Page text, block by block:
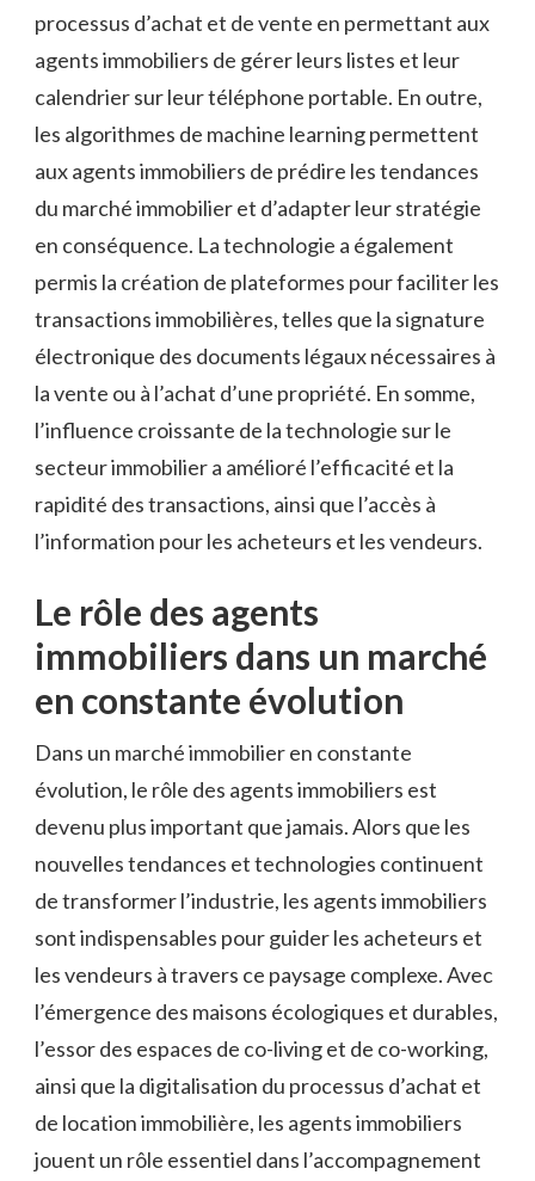
processus d’achat et de vente en permettant aux
agents immobiliers de gérer leurs listes et leur
calendrier sur leur téléphone portable. En outre,
les algorithmes de machine learning permettent
aux agents immobiliers de prédire les tendances
du marché immobilier et d’adapter leur stratégie
en conséquence. La technologie a également
permis la création de plateformes pour faciliter les
transactions immobilières, telles que la signature
électronique des documents légaux nécessaires à
la vente ou à l’achat d’une propriété. En somme,
l’influence croissante de la technologie sur le
secteur immobilier a amélioré l’efficacité et la
rapidité des transactions, ainsi que l’accès à
l’information pour les acheteurs et les vendeurs.
Le rôle des agents
immobiliers dans un marché
en constante évolution
Dans un marché immobilier en constante
évolution, le rôle des agents immobiliers est
devenu plus important que jamais. Alors que les
nouvelles tendances et technologies continuent
de transformer l’industrie, les agents immobiliers
sont indispensables pour guider les acheteurs et
les vendeurs à travers ce paysage complexe. Avec
l’émergence des maisons écologiques et durables,
l’essor des espaces de co-living et de co-working,
ainsi que la digitalisation du processus d’achat et
de location immobilière, les agents immobiliers
jouent un rôle essentiel dans l’accompagnement